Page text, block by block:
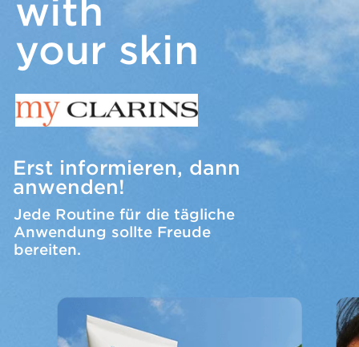
with
your skin
Erst informieren, dann
anwenden!
Jede Routine für die tägliche
Anwendung sollte Freude
bereiten.